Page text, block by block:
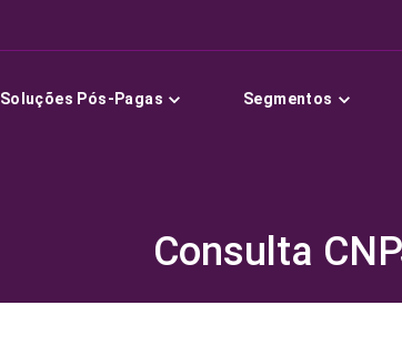
Soluções Pós-Pagas Segmentos
Consulta